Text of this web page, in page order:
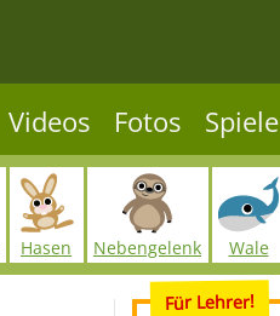
Videos Fotos Spiele
Hasen Nebengelenk Wale
Für Lehrer!